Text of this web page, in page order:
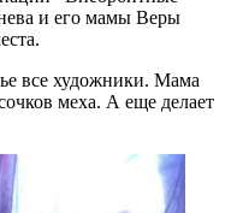
и его мамы Веры
все художники. Мама
меха. А еще делает